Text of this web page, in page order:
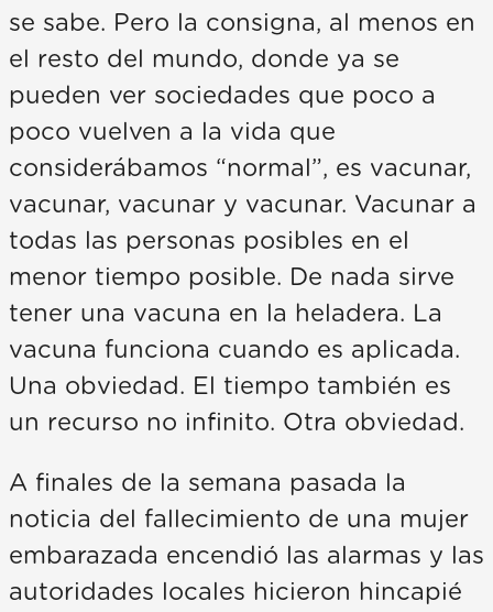
se sabe. Pero la consigna, al menos en
el resto del mundo, donde ya se
pueden ver sociedades que poco a
poco vuelven a la vida que
considerábamos “normal”, es vacunar,
vacunar, vacunar y vacunar. Vacunar a
todas las personas posibles en el
menor tiempo posible. De nada sirve
tener una vacuna en la heladera. La
vacuna funciona cuando es aplicada.
Una obviedad. El tiempo también es
un recurso no infinito. Otra obviedad.
A finales de la semana pasada la
noticia del fallecimiento de una mujer
embarazada encendió las alarmas y las
autoridades locales hicieron hincapié